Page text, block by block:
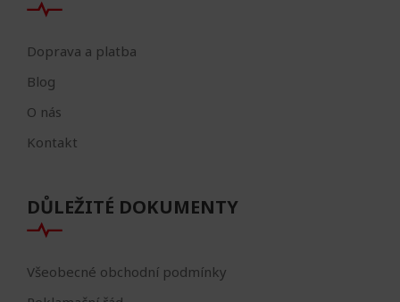
Doprava a platba
Blog
O nás
Kontakt
DŮLEŽITÉ DOKUMENTY
Všeobecné obchodní podmínky